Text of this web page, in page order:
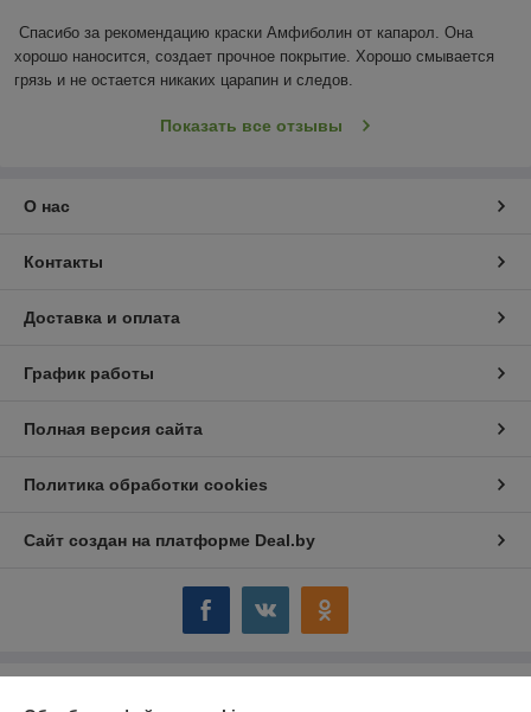
Спасибо за рекомендацию краски Амфиболин от капарол. Она
хорошо наносится, создает прочное покрытие. Хорошо смывается
грязь и не остается никаких царапин и следов.
Показать все отзывы
О нас
Контакты
Доставка и оплата
График работы
Полная версия сайта
Политика обработки cookies
Сайт создан на платформе Deal.by